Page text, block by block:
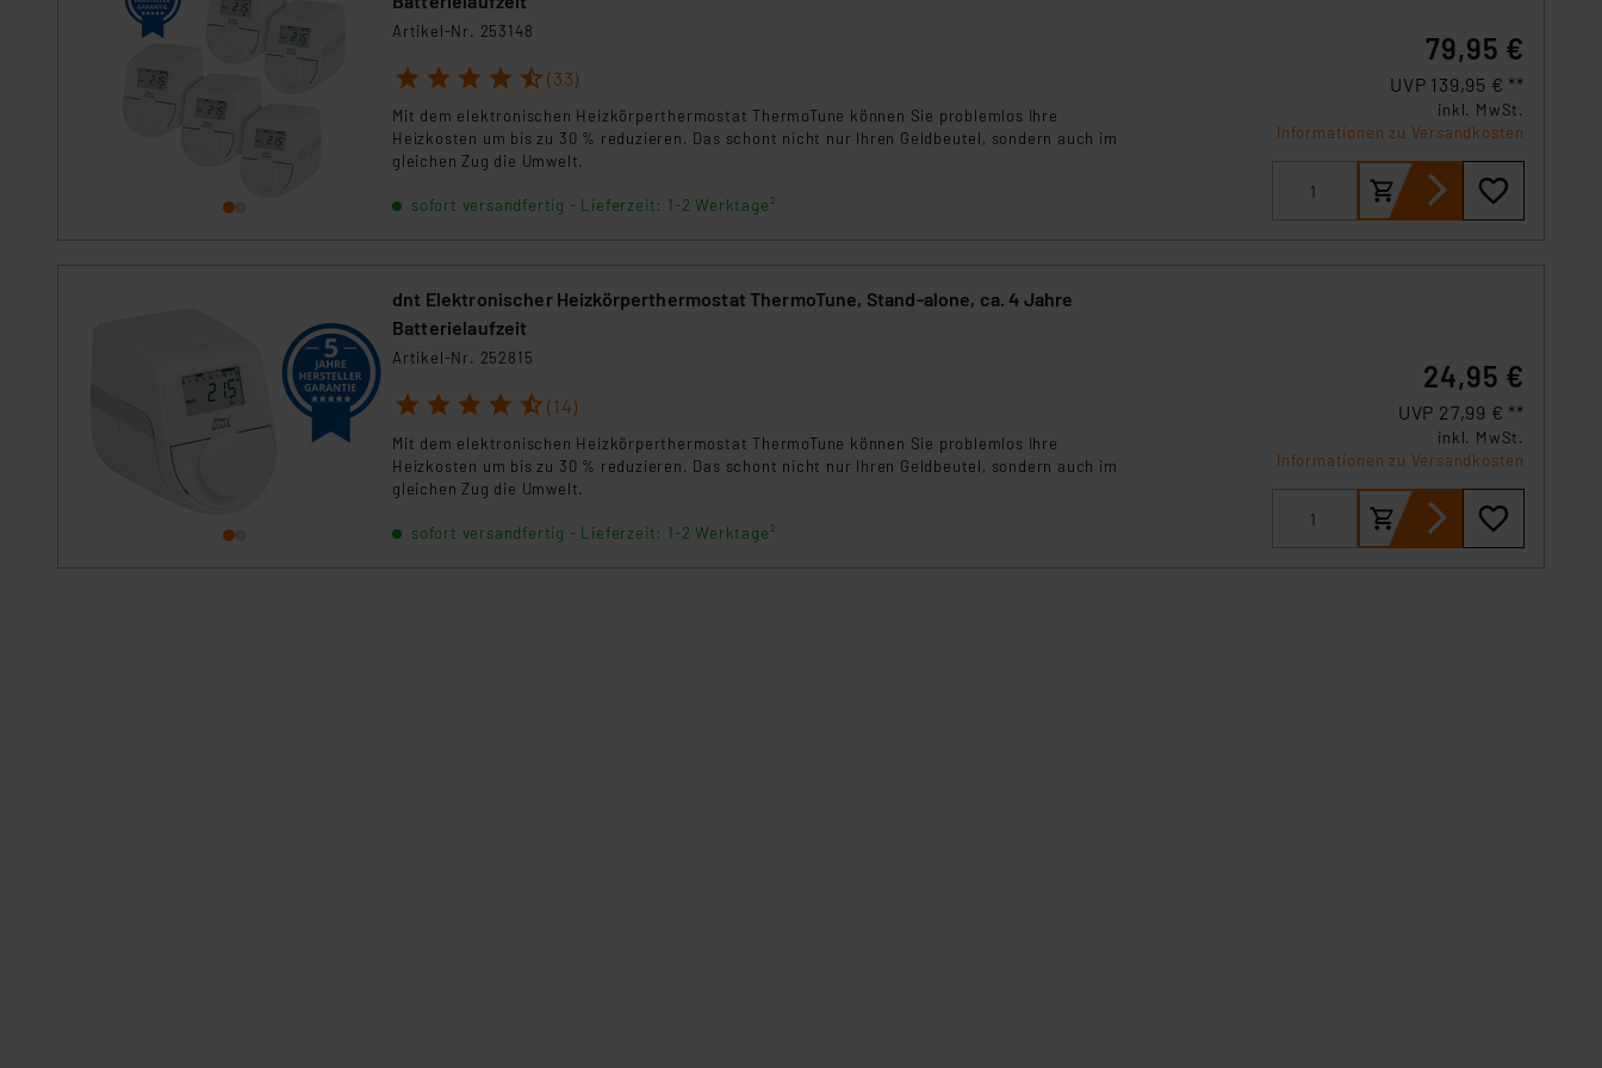
Artikel-Nr. 253148
1 2 3 4 5 (33)
Mit dem elektronischen Heizkörperthermostat ThermoTune können Sie problemlos Ihre
Heizkosten um bis zu 30 % reduzieren. Das schont nicht nur Ihren Geldbeutel, sondern auch im
gleichen Zug die Umwelt.
sofort versandfertig - Lieferzeit: 1-2 Werktage²
79,95 €
UVP 139,95 € **
inkl. MwSt.
Informationen zu Versandkosten
dnt Elektronischer Heizkörperthermostat ThermoTune, Stand-alone, ca. 4 Jahre
Batterielaufzeit
Artikel-Nr. 252815
1 2 3 4 5 (14)
Mit dem elektronischen Heizkörperthermostat ThermoTune können Sie problemlos Ihre
Heizkosten um bis zu 30 % reduzieren. Das schont nicht nur Ihren Geldbeutel, sondern auch im
gleichen Zug die Umwelt.
sofort versandfertig - Lieferzeit: 1-2 Werktage²
24,95 €
UVP 27,99 € **
inkl. MwSt.
Informationen zu Versandkosten